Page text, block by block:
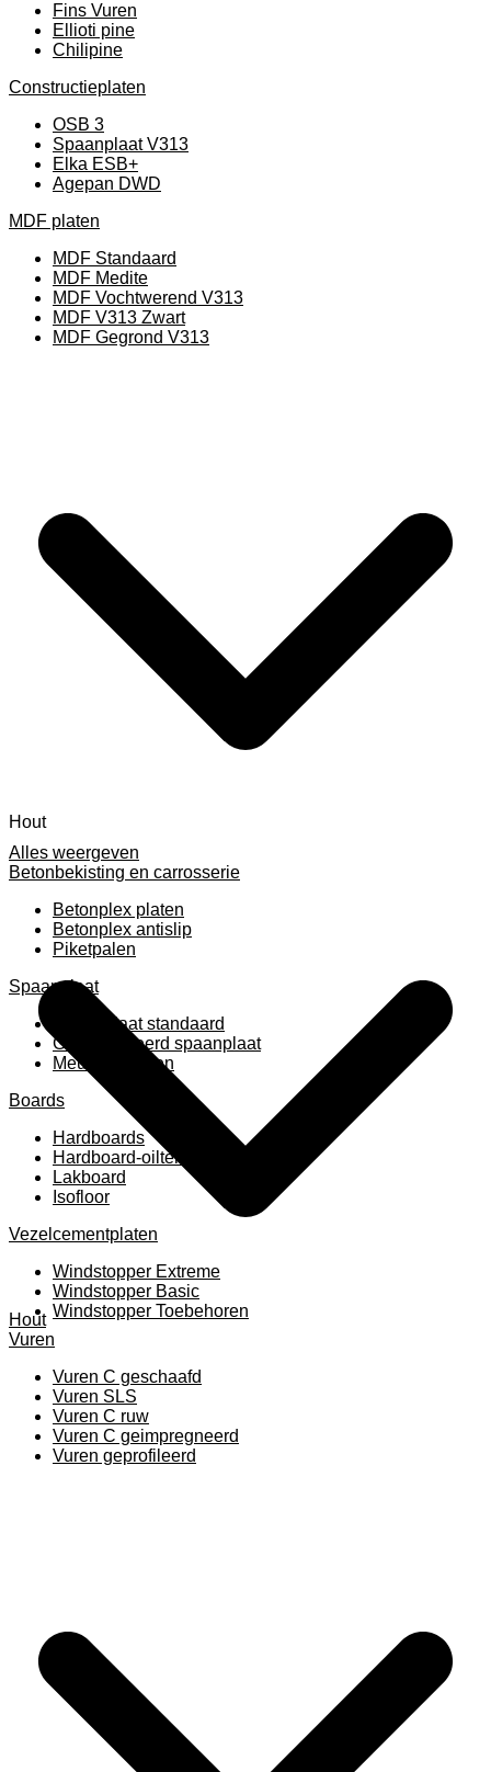
Fins Vuren
Ellioti pine
Chilipine
Constructieplaten
OSB 3
Spaanplaat V313
Elka ESB+
Agepan DWD
MDF platen
MDF Standaard
MDF Medite
MDF Vochtwerend V313
MDF V313 Zwart
MDF Gegrond V313
Alles weergeven
Betonbekisting en carrosserie
Betonplex platen
Betonplex antislip
Piketpalen
Spaanplaat
Spaanplaat standaard
Geplastificeerd spaanplaat
Meubelpanelen
Boards
Hardboards
Hardboard-oiltemperated
Lakboard
Isofloor
Vezelcementplaten
Windstopper Extreme
Windstopper Basic
Windstopper Toebehoren
Hout
Hout
Vuren
Vuren C geschaafd
Vuren SLS
Vuren C ruw
Vuren C geimpregneerd
Vuren geprofileerd